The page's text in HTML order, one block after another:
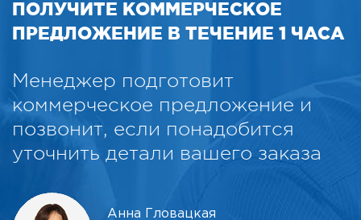
ПОЛУЧИТЕ КОММЕРЧЕСКОЕ
ПРЕДЛОЖЕНИЕ В ТЕЧЕНИЕ 1 ЧАСА
Менеджер подготовит
коммерческое предложение и
позвонит, если понадобится
уточнить детали вашего заказа
Анна Гловацкая